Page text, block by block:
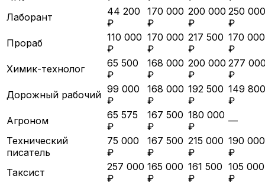
Лаборант
44 200
₽
170 000
₽
200 000
₽
250 000
₽
Прораб
110 000
₽
170 000
₽
217 500
₽
170 000
₽
Химик-технолог
65 500
₽
168 000
₽
200 000
₽
277
₽
Дорожный рабочий 99 000
₽
168 000
₽
192 500
₽
149 800
₽
Агроном
65 575
₽
167 500
₽
180 000
₽
—
Технический
писатель
75 000
₽
167 500
₽
215 000
₽
190 000
₽
Таксист
257 000
₽
165 000
₽
161 500
₽
105 000
₽